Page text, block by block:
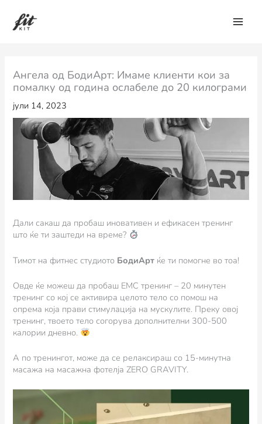
content
Ангела од БодиАрт: Имаме клиенти кои за
помалку од година ослабеле до 20 килограми
јули 14, 2023
Дали сакаш да пробаш иновативен и ефикасен тренинг
што ќе ти заштеди на време?
Тимот на фитнес студиото БодиАрт ќе ти помогне во тоа!
Овде ќе можеш да пробаш ЕМС тренинг – 20 минутен
тренинг со кој се активира целото тело со помош на
опрема која прави стимулација на мускулите. Преку овој
тренинг, твоето тело согорува дополнителни 300-500
калории дневно.
А по тренингот, може да се релаксираш со 15-минутна
масажа на масажна фотелја ZERO GRAVITY.